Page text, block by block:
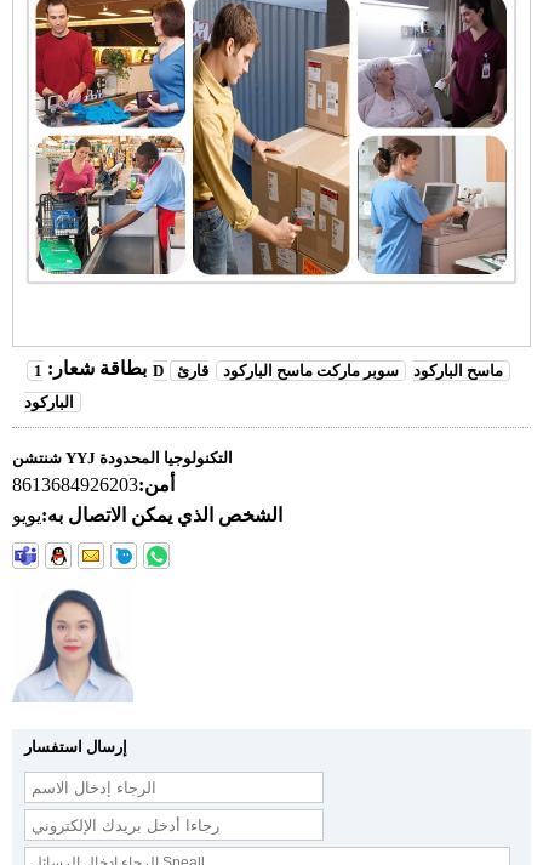
بطاقة شعار: 1D ماسح الباركود سوبر ماركت ماسح الباركود
قارئ
الباركود
شنتشن YYJ التكنولوجيا المحدودة
أمن:8613684926203
الشخص الذي يمكن الاتصال به:يويو
إرسال استفسار